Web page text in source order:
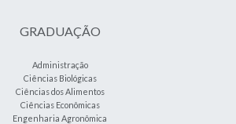
GRADUAÇÃO
Administração
Ciências Biológicas
Ciências dos Alimentos
Ciências Econômicas
Engenharia Agronômica